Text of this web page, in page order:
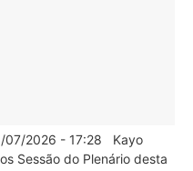
07/2026 - 17:28 Kayo
Sessão do Plenário desta